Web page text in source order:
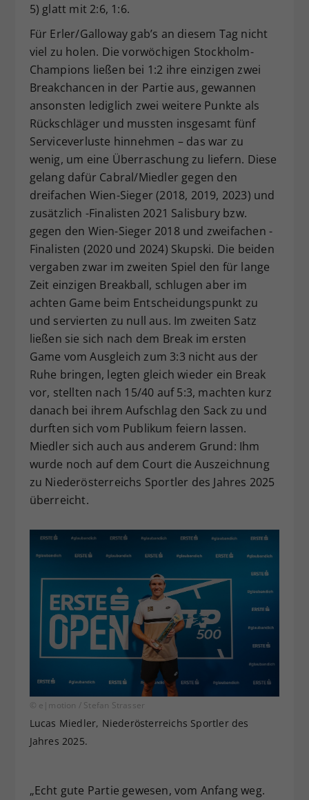
5) glatt mit 2:6, 1:6.
Für Erler/Galloway gab’s an diesem Tag nicht
viel zu holen. Die vorwöchigen Stockholm-
Champions ließen bei 1:2 ihre einzigen zwei
Breakchancen in der Partie aus, gewannen
ansonsten lediglich zwei weitere Punkte als
Rückschläger und mussten insgesamt fünf
Serviceverluste hinnehmen – das war zu
wenig, um eine Überraschung zu liefern. Diese
gelang dafür Cabral/Miedler gegen den
dreifachen Wien-Sieger (2018, 2019, 2023) und
zusätzlich -Finalisten 2021 Salisbury bzw.
gegen den Wien-Sieger 2018 und zweifachen -
Finalisten (2020 und 2024) Skupski. Die beiden
vergaben zwar im zweiten Spiel den für lange
Zeit einzigen Breakball, schlugen aber im
achten Game beim Entscheidungspunkt zu
und servierten zu null aus. Im zweiten Satz
ließen sie sich nach dem Break im ersten
Game vom Ausgleich zum 3:3 nicht aus der
Ruhe bringen, legten gleich wieder ein Break
vor, stellten nach 15/40 auf 5:3, machten kurz
danach bei ihrem Aufschlag den Sack zu und
durften sich vom Publikum feiern lassen.
Miedler sich auch aus anderem Grund: Ihm
wurde noch auf dem Court die Auszeichnung
zu Niederösterreichs Sportler des Jahres 2025
überreicht.
© e|motion / Stefan Strasser
Lucas Miedler, Niederösterreichs Sportler des
Jahres 2025.
„Echt gute Partie gewesen, vom Anfang weg.